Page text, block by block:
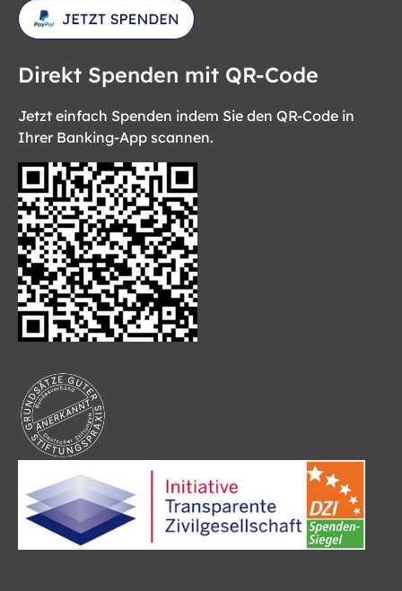
Direkt Spenden mit QR-Code
Jetzt einfach Spenden indem Sie den QR-Code in
Ihrer Banking-App scannen.